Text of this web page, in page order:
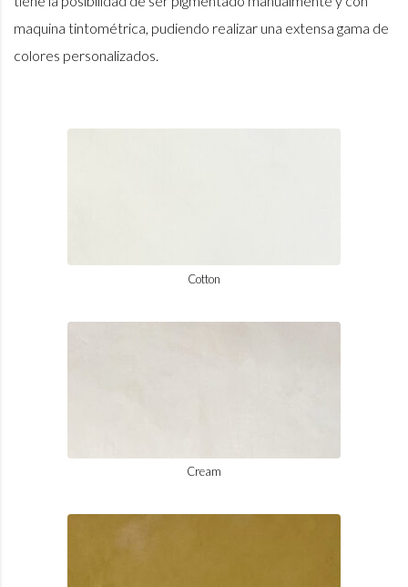
maquina tintométrica, pudiendo realizar una extensa gama de
colores personalizados.
Cotton
Cream